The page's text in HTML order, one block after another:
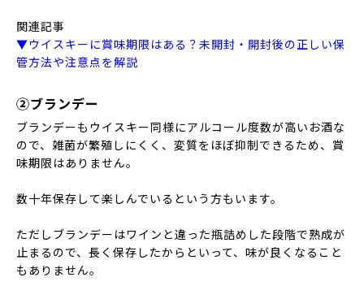
関連記事
▼ウイスキーに賞味期限はある？未開封・開封後の正しい保
管方法や注意点を解説
②ブランデー
ブランデーもウイスキー同様にアルコール度数が高いお酒な
ので、雑菌が繁殖しにくく、変質をほぼ抑制できるため、賞
味期限はありません。
数十年保存して楽しんでいるという方もいます。
ただしブランデーはワインと違った瓶詰めした段階で熟成が
止まるので、長く保存したからといって、味が良くなること
もありません。